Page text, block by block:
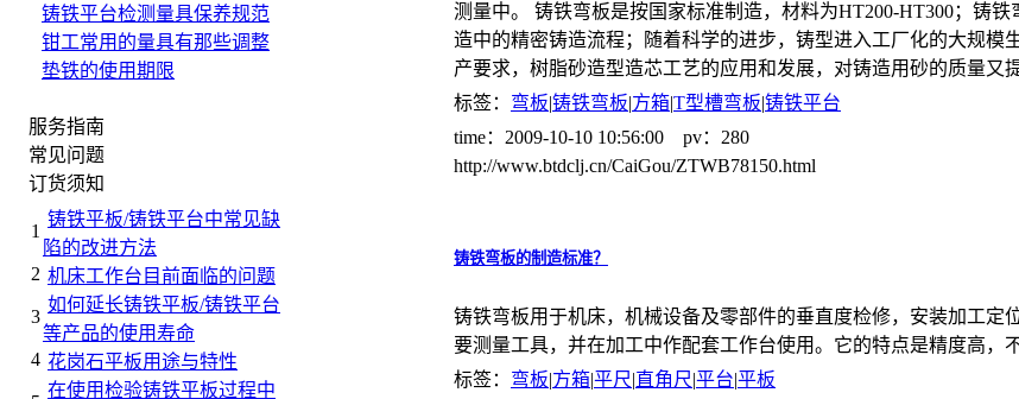
铸铁平台检测量具保养规范
钳工常用的量具有那些调整
垫铁的使用期限
服务指南
常见问题
订货须知
1
铸铁平板/铸铁平台中常见缺
陷的改进方法
2 机床工作台目前面临的问题
3
如何延长铸铁平板/铸铁平台
等产品的使用寿命
4 花岗石平板用途与特性
在使用检验铸铁平板过程中
测量中。 铸铁弯板是按国家标准制造，材料为HT200-HT300；铸
造中的精密铸造流程；随着科学的进步，铸型进入工厂化的大规模
产要求，树脂砂造型造芯工艺的应用和发展，对铸造用砂的质量又
标签： 弯板|铸铁弯板|方箱|T型槽弯板|铸铁平台
time：2009-10-10 10:56:00 pv：280
http://www.btdclj.cn/CaiGou/ZTWB78150.html
铸铁弯板的制造标准？
铸铁弯板用于机床，机械设备及零部件的垂直度检修，安装加工定
要测量工具，并在加工中作配套工作台使用。它的特点是精度高，
标签： 弯板|方箱|平尺|直角尺|平台|平板